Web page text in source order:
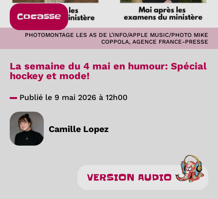
Cocasse
PHOTOMONTAGE LES AS DE L’INFO/APPLE MUSIC/PHOTO MIKE
COPPOLA, AGENCE FRANCE-PRESSE
La semaine du 4 mai en humour: Spécial
hockey et mode!
Publié le 9 mai 2026 à 12h00
Camille Lopez
VERSION AUDIO